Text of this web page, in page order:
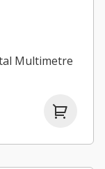
Multimetre